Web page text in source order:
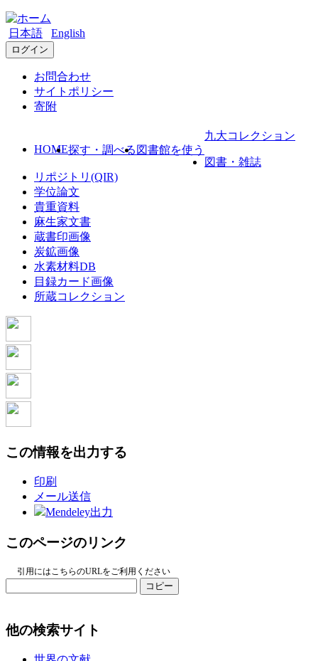
日本語 English
ログイン
お問合わせ
サイトポリシー
寄附
HOME探す・調べる 図書館を使う
九大コレクション
図書・雑誌
リポジトリ(QIR)
学位論文
貴重資料
麻生家文書
蔵書印画像
炭鉱画像
水素材料DB
目録カード画像
所蔵コレクション
この情報を出力する
印刷
メール送信
Mendeley出力
このページのリンク
引用にはこちらのURLをご利用ください
コピー
他の検索サイト